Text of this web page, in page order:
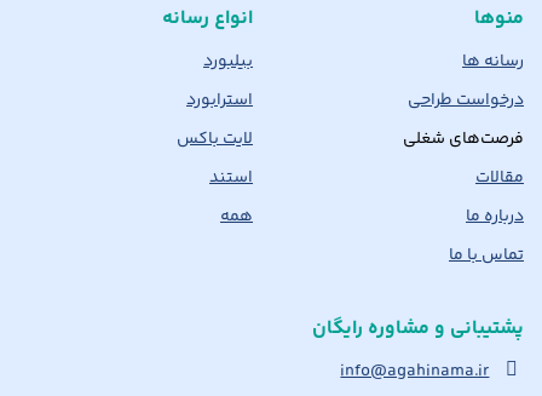
منوها
رسانه ها
درخواست طراحی
فرصت‌های شغلی
مقالات
درباره ما
تماس با ما
انواع رسانه
بیلبورد
استرابورد
لایت باکس
استند
همه
پشتیبانی و مشاوره رایگان
info@agahinama.ir